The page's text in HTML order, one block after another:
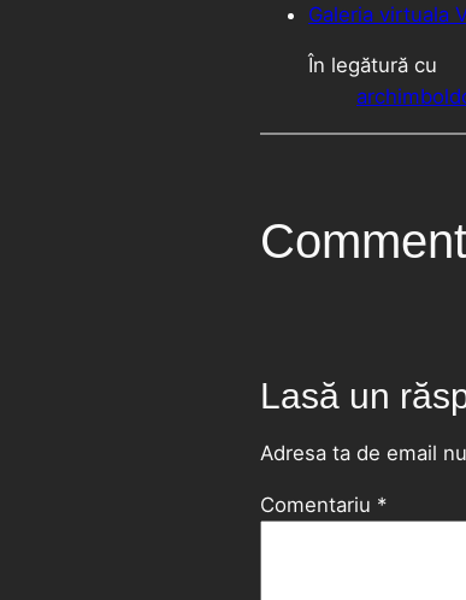
Galeria virtuala
În legătură cu
Lasă un
Adresa ta de email
Comentariu *